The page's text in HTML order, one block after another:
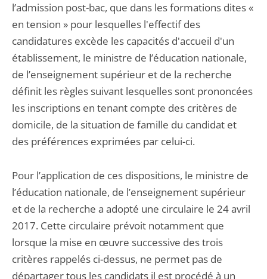
l’admission post-bac, que dans les formations dites «
en tension » pour lesquelles l'effectif des
candidatures excède les capacités d'accueil d'un
établissement, le ministre de l’éducation nationale,
de l’enseignement supérieur et de la recherche
définit les règles suivant lesquelles sont prononcées
les inscriptions en tenant compte des critères de
domicile, de la situation de famille du candidat et
des préférences exprimées par celui-ci.
Pour l’application de ces dispositions, le ministre de
l’éducation nationale, de l’enseignement supérieur
et de la recherche a adopté une circulaire le 24 avril
2017. Cette circulaire prévoit notamment que
lorsque la mise en œuvre successive des trois
critères rappelés ci-dessus, ne permet pas de
départager tous les candidats il est procédé à un